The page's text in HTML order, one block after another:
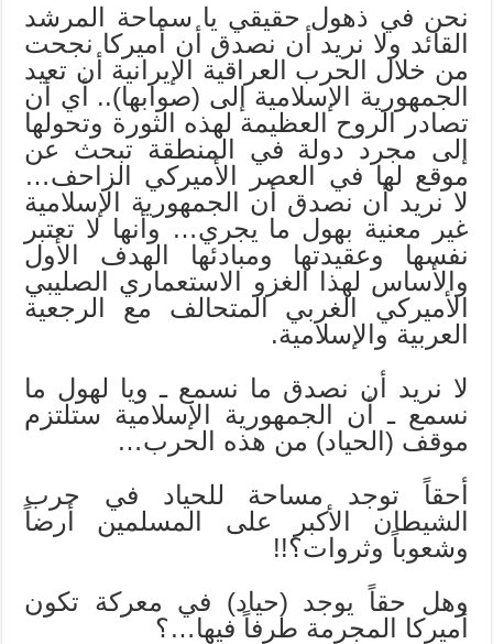
نحن في ذهول حقيقي يا سماحة المرشد
القائد ولا نريد أن نصدق أن أميركا نجحت
من خلال الحرب العراقية الإيرانية أن تعيد
الجمهورية الإسلامية إلى (صوابها).. أي أن
تصادر الروح العظيمة لهذه الثورة وتحولها
إلى مجرد دولة في المنطقة تبحث عن
موقع لها في العصر الأميركي الزاحف…
لا نريد أن نصدق أن الجمهورية الإسلامية
غير معنية بهول ما يجري… وأنها لا تعتبر
نفسها وعقيدتها ومبادئها الهدف الأول
والأساس لهذا الغزو الاستعماري الصليبي
الأميركي الغربي المتحالف مع الرجعية
العربية والإسلامية.
لا نريد أن نصدق ما نسمع ـ ويا لهول ما
نسمع ـ أن الجمهورية الإسلامية ستلتزم
موقف (الحياد) من هذه الحرب…
أحقاً توجد مساحة للحياد في حرب
الشيطان الأكبر على المسلمين أرضاً
وشعوباً وثروات؟!!
وهل حقاً يوجد (حياد) في معركة تكون
أميركا المجرمة طرفاً فيها…؟